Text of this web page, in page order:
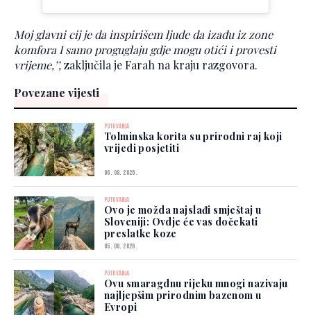
Moj glavni cij je da inspirišem ljude da izađu iz zone
komfora I samo proguglaju gdje mogu otići i provesti
vrijeme,’’,zaključila je Farah na kraju razgovora.
Povezane vijesti
PUTOVANJA
Tolminska korita su prirodni raj koji
vrijedi posjetiti
06. 08. 2026.
PUTOVANJA
Ovo je možda najslađi smještaj u
Sloveniji: Ovdje će vas dočekati
preslatke koze
05. 08. 2026.
PUTOVANJA
Ovu smaragdnu rijeku mnogi nazivaju
najljepšim prirodnim bazenom u
Evropi